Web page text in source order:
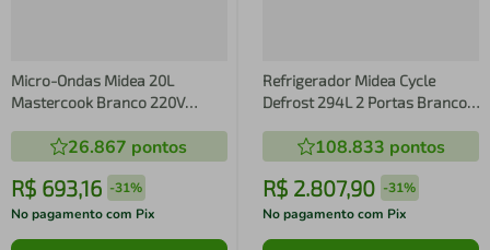
Micro-Ondas Midea 20L
Mastercook Branco 220V
26.867 pontos
R$ 693,16 -31%
No pagamento com Pix
Refrigerador Midea Cycle
Defrost 294L 2 Portas Branco
108.833 pontos
R$ 2.807,90 -31%
No pagamento com Pix